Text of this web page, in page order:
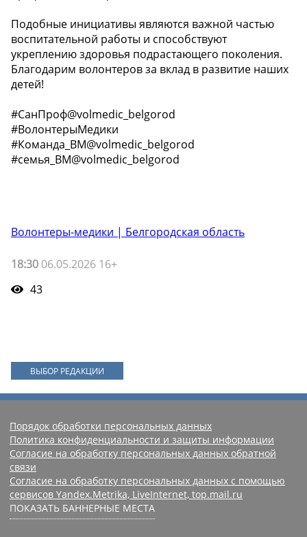
Подобные инициативы являются важной частью
воспитательной работы и способствуют
укреплению здоровья подрастающего поколения.
Благодарим волонтеров за вклад в развитие наших
детей!
#СанПроф@volmedic_belgorod
#ВолонтерыМедики
#Команда_BM@volmedic_belgorod
#семья_BM@volmedic_belgorod
Волонтеры-медики | Белгородская область
18:30 06.05.2026 16+
43
ВЫБОР РЕДАКЦИИ
Порядок обработки персональных данных
Политика конфиденциальности и защиты информации
Согласие на обработку персональных данных обратной
связи
Согласие на обработку персональных данных с помощью
сервисов Yandex.Metrika, LiveInternet, top.mail.ru
ПОКАЗАТЬ БАННЕРНЫЕ МЕСТА